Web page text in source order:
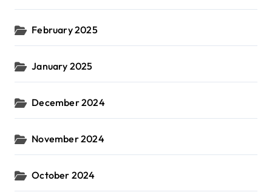
February 2025
January 2025
December 2024
November 2024
October 2024